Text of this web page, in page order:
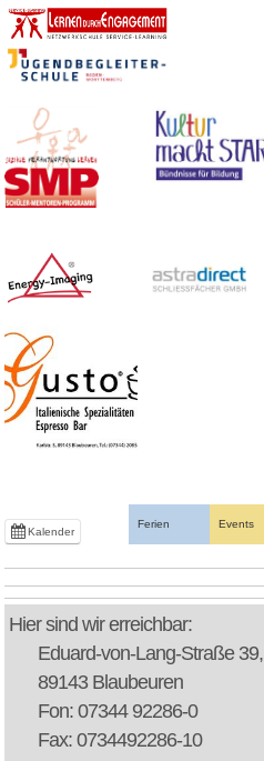
Kalender
Ferien Events
Hier sind wir erreichbar:
Eduard-von-Lang-Straße 39,
89143 Blaubeuren
Fon: 07344 92286-0
Fax: 0734492286-10